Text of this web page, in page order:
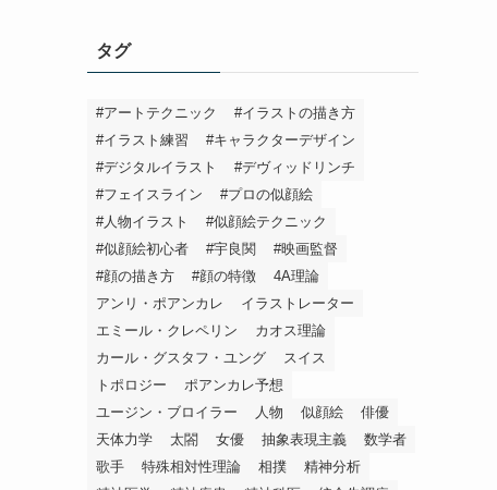
タグ
#アートテクニック
#イラストの描き方
#イラスト練習
#キャラクターデザイン
#デジタルイラスト
#デヴィッドリンチ
#フェイスライン
#プロの似顔絵
#人物イラスト
#似顔絵テクニック
#似顔絵初心者
#宇良関
#映画監督
#顔の描き方
#顔の特徴
4A理論
アンリ・ポアンカレ
イラストレーター
エミール・クレペリン
カオス理論
カール・グスタフ・ユング
スイス
トポロジー
ポアンカレ予想
ユージン・ブロイラー
人物 似顔絵
俳優
天体力学
太閤 女優 抽象表現主義
数学者
歌手
特殊相対性理論 相撲
精神分析